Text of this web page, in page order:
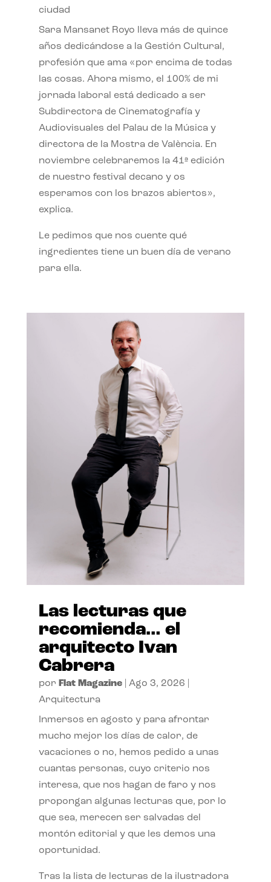
ciudad
Sara Mansanet Royo lleva más de quince
años dedicándose a la Gestión Cultural,
profesión que ama «por encima de todas
las cosas. Ahora mismo, el 100% de mi
jornada laboral está dedicado a ser
Subdirectora de Cinematografía y
Audiovisuales del Palau de la Música y
directora de la Mostra de València. En
noviembre celebraremos la 41ª edición
de nuestro festival decano y os
esperamos con los brazos abiertos»,
explica.
Le pedimos que nos cuente qué
ingredientes tiene un buen día de verano
para ella.
Las lecturas que
recomienda… el
arquitecto Ivan
Cabrera
por Flat Magazine| Ago 3, 2026
Arquitectura
Inmersos en agosto y para afrontar
mucho mejor los días de calor, de
vacaciones o no, hemos pedido a unas
cuantas personas, cuyo criterio nos
interesa, que nos hagan de faro y nos
propongan algunas lecturas que, por lo
que sea, merecen ser salvadas del
montón editorial y que les demos una
oportunidad.
Tras la lista de lecturas de la ilustradora